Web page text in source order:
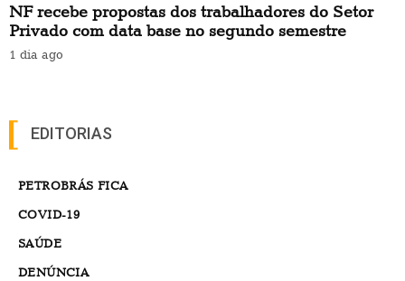
NF recebe propostas dos trabalhadores do Setor
Privado com data base no segundo semestre
1 dia ago
EDITORIAS
PETROBRÁS FICA
COVID-19
SAÚDE
DENÚNCIA